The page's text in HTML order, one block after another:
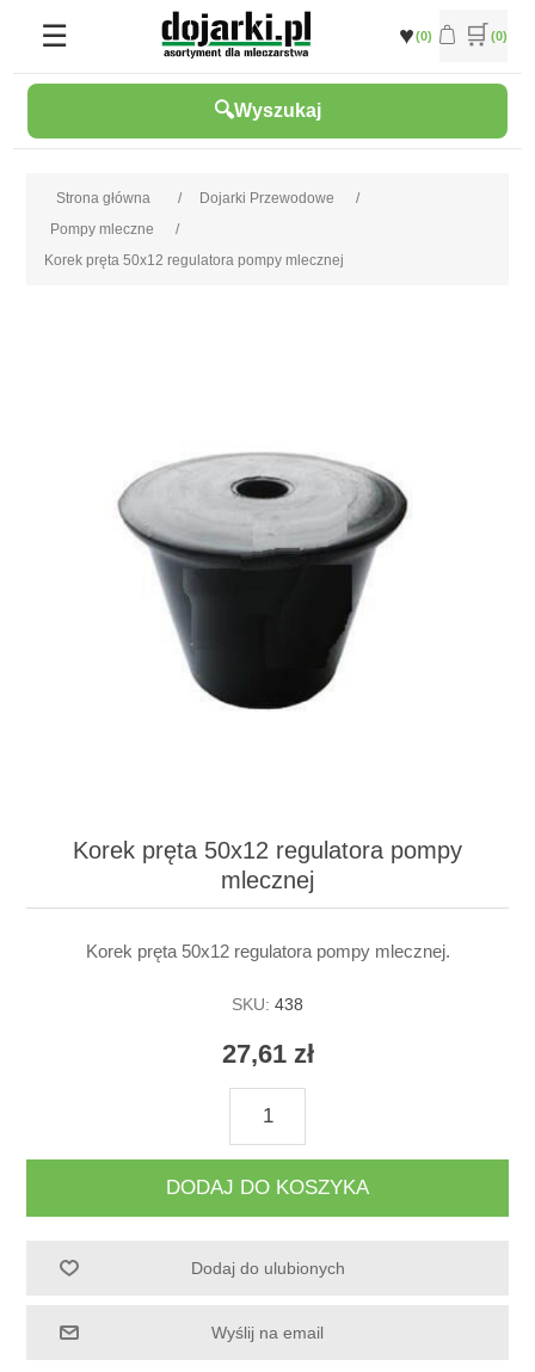
(0) (0)
Wyszukaj
Strona główna / Dojarki Przewodowe
/
Pompy mleczne
/
Korek pręta 50x12 regulatora pompy mlecznej
Korek pręta 50x12 regulatora pompy
mlecznej
Korek pręta 50x12 regulatora pompy mlecznej.
SKU: 438
27,61 zł
DODAJ DO KOSZYKA
Dodaj do ulubionych
Wyślij na email